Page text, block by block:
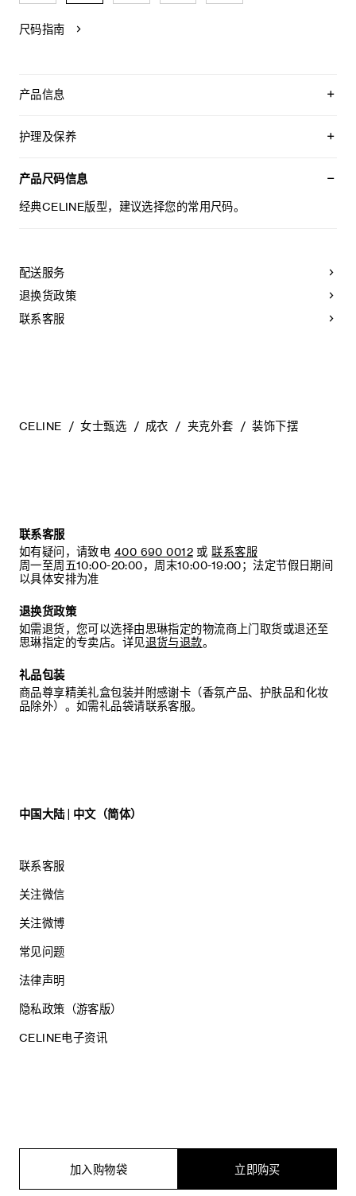
尺码指南
立即购买
加入购物袋
产品信息
皮革部分：100%羊皮革
皮革系带开合
编号：RV10U1086.01BC
护理及保养
仅使用不含漂白剂的洗衣产品。
不可熨烫。
产品尺码信息
经典CELINE版型，建议选择您的常用尺码。
配送服务
退换货政策
联系客服
CELINE 女士甄选 成衣 夹克外套 装饰下摆
联系客服
如有疑问，请致电 400 690 0012 或 联系客服
周一至周五10:00-20:00，周末10:00-19:00；法定节假日期间
以具体安排为准
退换货政策
如需退货，您可以选择由思琳指定的物流商上门取货或退还至
思琳指定的专卖店。详见退货与退款。
礼品包装
商品尊享精美礼盒包装并附感谢卡（香氛产品、护肤品和化妆
品除外）。如需礼品袋请联系客服。
中国大陆 | 中文（简体）
联系客服
关注微信
关注微博
常见问题
法律声明
隐私政策（游客版）
CELINE电子资讯
思琳商贸（上海）有限公司
沪公网安备 31010602005569
电子营业执照